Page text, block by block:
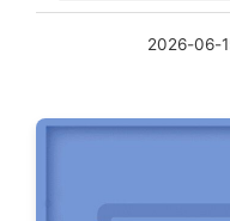
2026-06-